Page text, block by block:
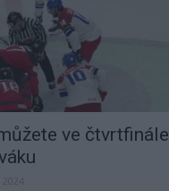
ve čtvrtfinále